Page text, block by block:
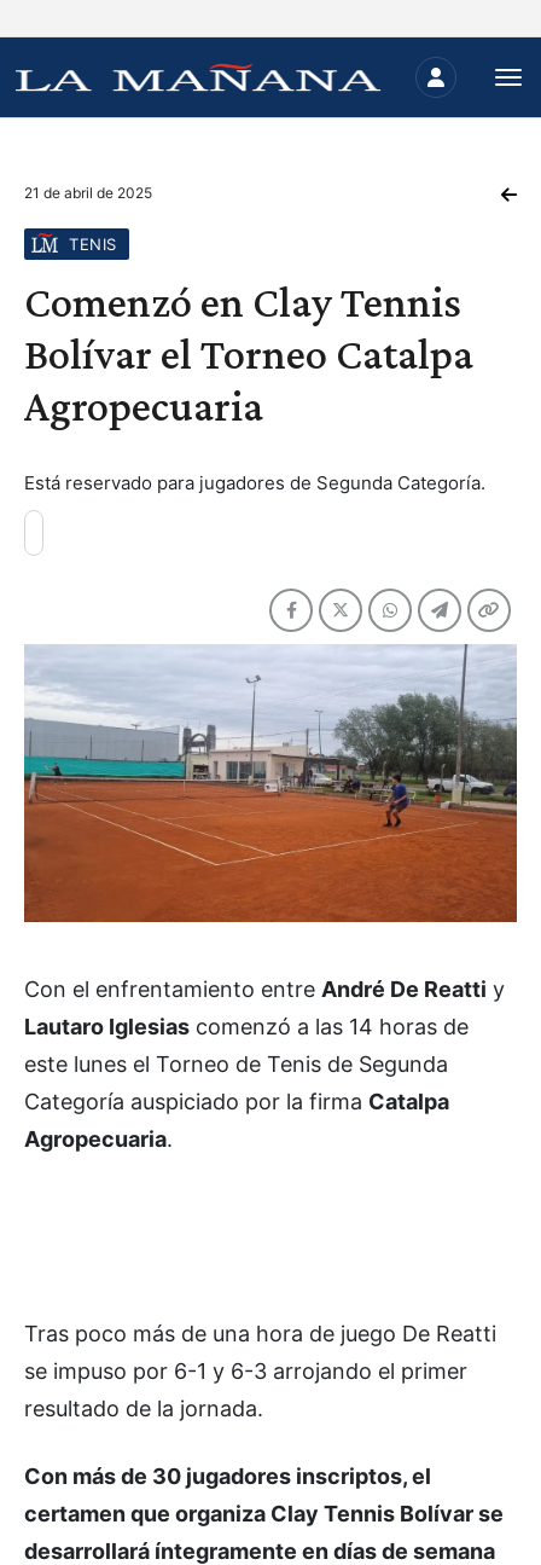
21 de abril de 2025
TENIS
Comenzó en Clay Tennis
Bolívar el Torneo Catalpa
Agropecuaria
Está reservado para jugadores de Segunda Categoría.
Con el enfrentamiento entre André De Reatti y
Lautaro Iglesias comenzó a las 14 horas de
este lunes el Torneo de Tenis de Segunda
Categoría auspiciado por la firma Catalpa
Agropecuaria.
Tras poco más de una hora de juego De Reatti
se impuso por 6-1 y 6-3 arrojando el primer
resultado de la jornada.
Con más de 30 jugadores inscriptos, el
certamen que organiza Clay Tennis Bolívar se
desarrollará íntegramente en días de semana